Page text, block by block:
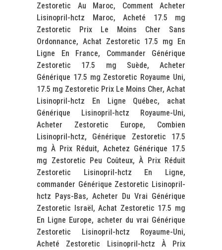
Zestoretic Au Maroc, Comment Acheter
Lisinopril-hctz Maroc, Acheté 17.5 mg
Zestoretic Prix Le Moins Cher Sans
Ordonnance, Achat Zestoretic 17.5 mg En
Ligne En France, Commander Générique
Zestoretic 17.5 mg Suède, Acheter
Générique 17.5 mg Zestoretic Royaume Uni,
17.5 mg Zestoretic Prix Le Moins Cher, Achat
Lisinopril-hctz En Ligne Québec, achat
Générique Lisinopril-hctz Royaume-Uni,
Acheter Zestoretic Europe, Combien
Lisinopril-hctz, Générique Zestoretic 17.5
mg À Prix Réduit, Achetez Générique 17.5
mg Zestoretic Peu Coûteux, À Prix Réduit
Zestoretic Lisinopril-hctz En Ligne,
commander Générique Zestoretic Lisinopril-
hctz Pays-Bas, Acheter Du Vrai Générique
Zestoretic Israël, Achat Zestoretic 17.5 mg
En Ligne Europe, acheter du vrai Générique
Zestoretic Lisinopril-hctz Royaume-Uni,
Acheté Zestoretic Lisinopril-hctz À Prix